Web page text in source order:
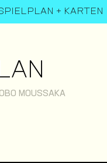
+ KARTEN
MOUSSAKA